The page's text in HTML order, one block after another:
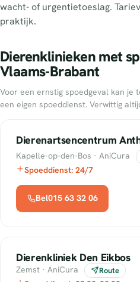
wacht- of urgentietoeslag.
praktijk.
Dierenklinieken met
Vlaams-Brabant
Voor een ernstig spoedgeval kan je
een eigen spoeddienst. Verwittig
Dierenartsencentrum
Kapelle-op-den-Bos · AniCura
Spoeddienst: 24/7
Bel015 63 32 06
Dierenkliniek Den Eikbos
Zemst · AniCura Route